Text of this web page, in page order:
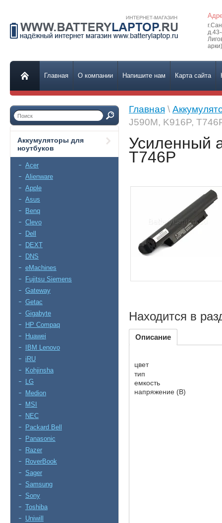
Главная О компании Напишите нам Карта сайта
Аккумуляторы для
ноутбуков
Acer
Alienware
Apple
Asus
Benq
Clevo
Dell
DEXT
DNS
eMachines
Fujitsu Siemens
Gateway
Getac
Gigabyte
HP Compaq
Huawei
IBM Lenovo
iRU
Kohjinsha
LG
Medion
MSI
NEC
Packard Bell
Panasonic
Razer
RoverBook
Sager
Samsung
Sony
Toshiba
Uniwill
Главная \
J590M, K916P,
Усиленный
T746P
Находится в
Описание
цвет
тип
емкость
напряжение (В)